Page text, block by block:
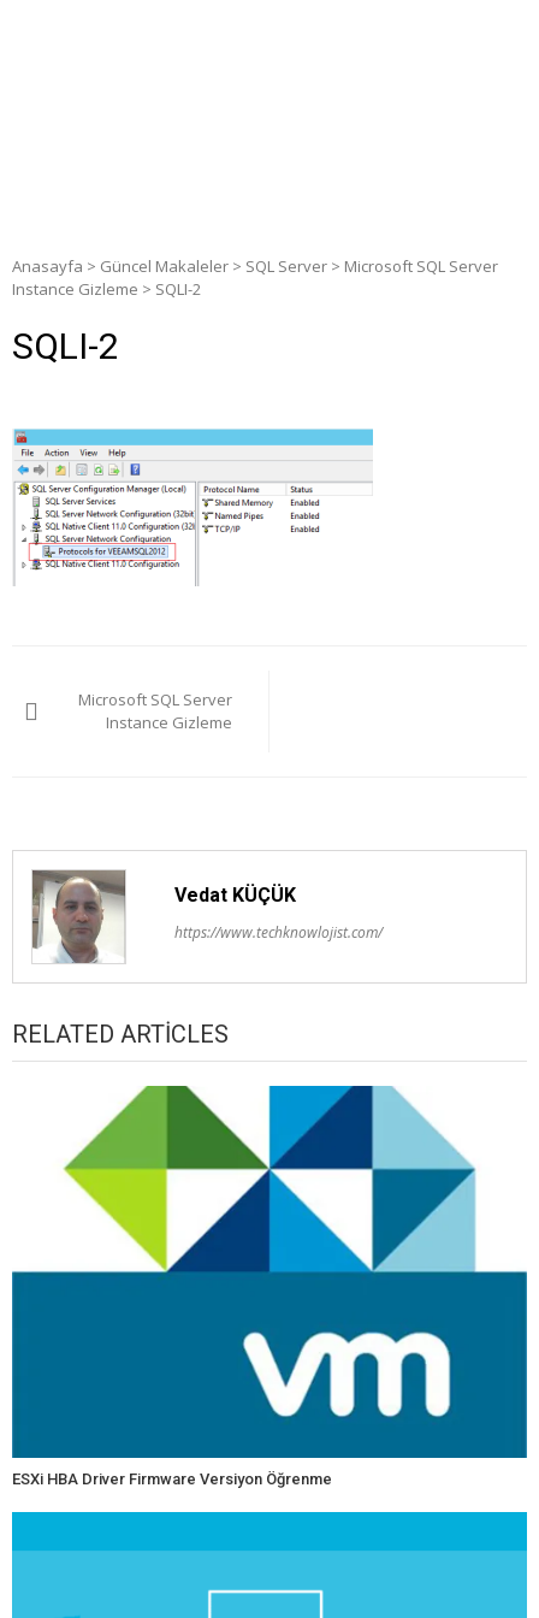
Anasayfa > Güncel Makaleler > SQL Server > Microsoft SQL Server
Instance Gizleme > SQLI-2
SQLI-2
gezinmesi
Microsoft SQL Server
Instance Gizleme
Vedat KÜÇÜK
https://www.techknowlojist.com/
RELATED ARTICLES
ESXi HBA Driver Firmware Versiyon Öğrenme